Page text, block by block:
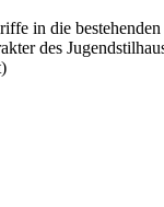
in die bestehenden
des